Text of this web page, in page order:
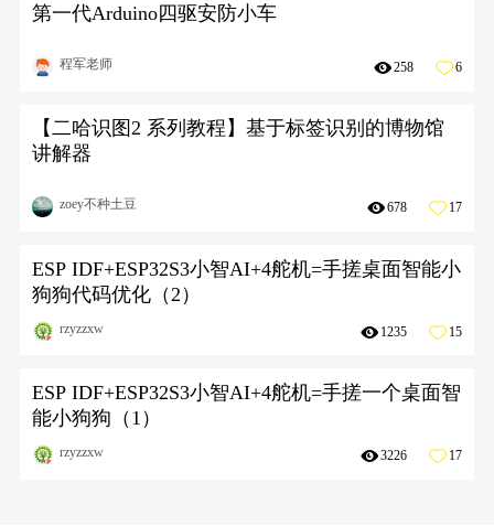
第一代Arduino四驱安防小车
程军老师 258 6
【二哈识图2 系列教程】基于标签识别的博物馆
讲解器
zoey不种土豆 678 17
ESP IDF+ESP32S3小智AI+4舵机=手搓桌面智能小
狗狗代码优化（2）
rzyzzxw 1235 15
ESP IDF+ESP32S3小智AI+4舵机=手搓一个桌面智
能小狗狗（1）
rzyzzxw 3226 17